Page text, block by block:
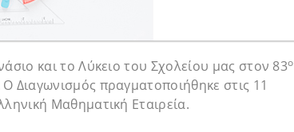
και το Λύκειο του Σχολείου μας στον 83ο
Διαγωνισμός πραγματοποιήθηκε στις 11
Μαθηματική Εταιρεία.